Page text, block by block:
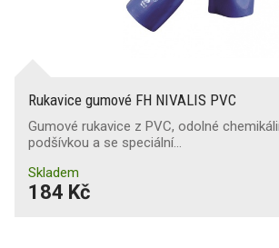
Rukavice gumové FH NIVALIS PVC
Gumové rukavice z PVC, odolné
podšívkou a se speciální…
Skladem
184 Kč